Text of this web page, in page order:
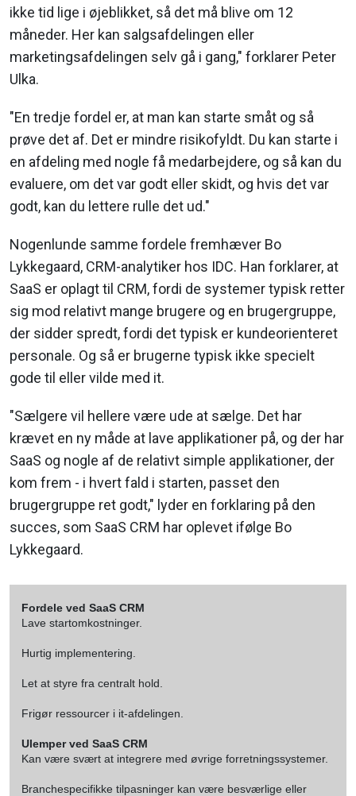
ikke tid lige i øjeblikket, så det må blive om 12
måneder. Her kan salgsafdelingen eller
marketingsafdelingen selv gå i gang," forklarer Peter
Ulka.
"En tredje fordel er, at man kan starte småt og så
prøve det af. Det er mindre risikofyldt. Du kan starte i
en afdeling med nogle få medarbejdere, og så kan du
evaluere, om det var godt eller skidt, og hvis det var
godt, kan du lettere rulle det ud."
Nogenlunde samme fordele fremhæver Bo
Lykkegaard, CRM-analytiker hos IDC. Han forklarer, at
SaaS er oplagt til CRM, fordi de systemer typisk retter
sig mod relativt mange brugere og en brugergruppe,
der sidder spredt, fordi det typisk er kundeorienteret
personale. Og så er brugerne typisk ikke specielt
gode til eller vilde med it.
"Sælgere vil hellere være ude at sælge. Det har
krævet en ny måde at lave applikationer på, og der har
SaaS og nogle af de relativt simple applikationer, der
kom frem - i hvert fald i starten, passet den
brugergruppe ret godt," lyder en forklaring på den
succes, som SaaS CRM har oplevet ifølge Bo
Lykkegaard.
Fordele ved SaaS CRM
Lave startomkostninger.
Hurtig implementering.
Let at styre fra centralt hold.
Frigør ressourcer i it-afdelingen.
Ulemper ved SaaS CRM
Kan være svært at integrere med øvrige forretningssystemer.
Branchespecifikke tilpasninger kan være besværlige eller